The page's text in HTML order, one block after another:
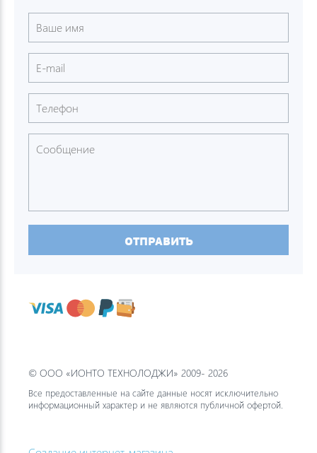
ОТПРАВИТЬ
© ООО «ИОНТО ТЕХНОЛОДЖИ» 2009- 2026
Все предоставленные на сайте данные носят исключительно
информационный характер и не являются публичной офертой.